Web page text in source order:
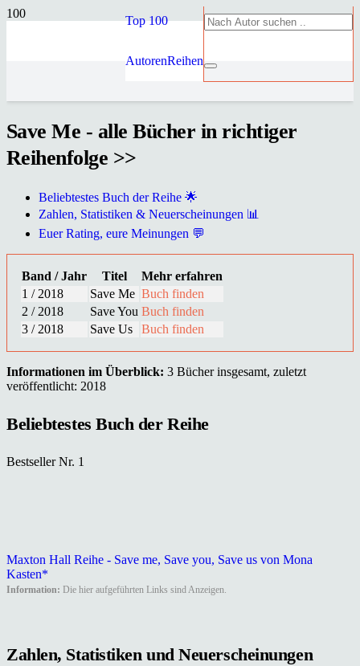
Top 100
AutorenReihen
Save Me - alle Bücher in richtiger
Reihenfolge >>
Beliebtestes Buch der Reihe 🌟
Zahlen, Statistiken & Neuerscheinungen 📊
Euer Rating, eure Meinungen 💬
Band / Jahr Titel
Mehr erfahren
1 / 2018
Save Me Buch finden
2 / 2018
Save You Buch finden
3 / 2018
Save Us Buch finden
Informationen im Überblick: 3 Bücher insgesamt, zuletzt
veröffentlicht: 2018
Beliebtestes Buch der Reihe
Bestseller Nr. 1
Maxton Hall Reihe - Save me, Save you, Save us von Mona
Kasten*
Information: Die hier aufgeführten Links sind Anzeigen.
Zahlen, Statistiken und Neuerscheinungen